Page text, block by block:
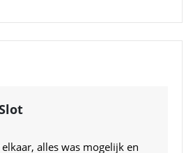
alles was mogelijk en